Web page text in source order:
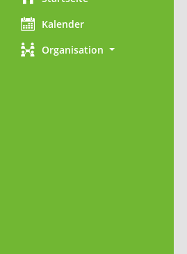
Kalender
Organisation